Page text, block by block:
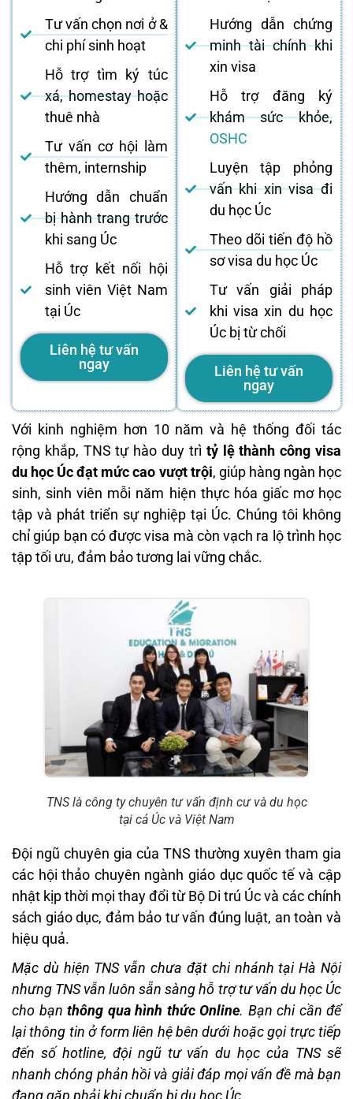
Tư vấn chọn nơi ở &
chi phí sinh hoạt
Hỗ trợ tìm ký túc
xá, homestay hoặc
thuê nhà
Tư vấn cơ hội làm
thêm, internship
Hướng dẫn chuẩn
bị hành trang trước
khi sang Úc
Hỗ trợ kết nối hội
sinh viên Việt Nam
tại Úc
Liên hệ tư vấn
ngay
Hướng dẫn chứng
minh tài chính khi
xin visa
Hỗ trợ đăng ký
khám sức khỏe,
OSHC
Luyện tập phỏng
vấn khi xin visa đi
du học Úc
Theo dõi tiến độ hồ
sơ visa du học Úc
Tư vấn giải pháp
khi visa xin du học
Úc bị từ chối
Liên hệ tư vấn
ngay
Với kinh nghiệm hơn 10 năm và hệ thống đối tác
rộng khắp, TNS tự hào duy trì tỷ lệ thành công visa
du học Úc đạt mức cao vượt trội, giúp hàng ngàn học
sinh, sinh viên mỗi năm hiện thực hóa giấc mơ học
tập và phát triển sự nghiệp tại Úc. Chúng tôi không
chỉ giúp bạn có được visa mà còn vạch ra lộ trình học
tập tối ưu, đảm bảo tương lai vững chắc.
TNS là công ty chuyên tư vấn định cư và du học
tại cả Úc và Việt Nam
Đội ngũ chuyên gia của TNS thường xuyên tham gia
các hội thảo chuyên ngành giáo dục quốc tế và cập
nhật kịp thời mọi thay đổi từ Bộ Di trú Úc và các chính
sách giáo dục, đảm bảo tư vấn đúng luật, an toàn và
hiệu quả.
Mặc dù hiện TNS vẫn chưa đặt chi nhánh tại Hà Nội
nhưng TNS vẫn luôn sẵn sàng hỗ trợ tư vấn du học Úc
cho bạn thông qua hình thức Online. Bạn chi cần để
lại thông tin ở form liên hệ bên dưới hoặc gọi trực tiếp
đến số hotline, đội ngũ tư vấn du học của TNS sẽ
nhanh chóng phản hồi và giải đáp mọi vấn đề mà bạn
đang gặp phải khi chuẩn bị du học Úc